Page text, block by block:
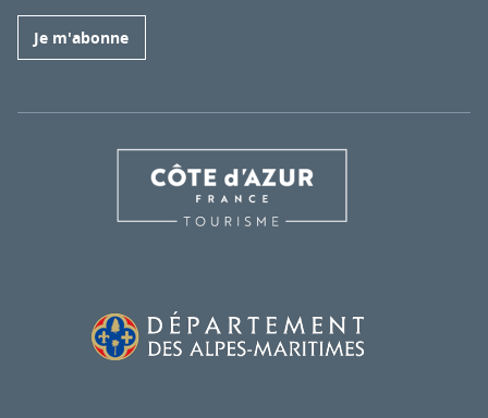
Je m'abonne